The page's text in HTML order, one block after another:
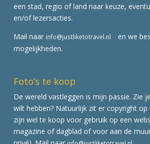
een stad, regio of land naar keuze,
en/of lezersacties.
Mail naar info@justliketotravel.nl
en we
mogelijkheden.
Foto’s te koop
De wereld vastleggen is mijn passie. Zie
wilt hebben? Natuurlijk zit er copyright
zijn wel te koop voor gebruik op een
magazine of dagblad of voor aan de